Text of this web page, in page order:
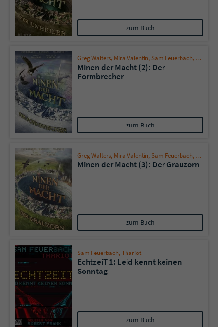
zum Buch
Greg Walters, Mira Valentin, Sam Feuerbach,
Minen der Macht (2): Der
Formbrecher
zum Buch
Greg Walters, Mira Valentin, Sam Feuerbach,
Minen der Macht (3): Der Grauzorn
zum Buch
Sam Feuerbach,Thariot
EchtzeiT 1: Leid kennt keinen
Sonntag
zum Buch
Name tx_pwcomments_ahash
Laufzeit 1 Jahr
Zweck Cookie für Kommentare einzelner Buchtitel
Name fe_typo_user
Laufzeit Session
Zweck
Dieses Cookie gewährleistet die
Kommunikation der Webseite mit dem
Benutzer. Es wird benötigt um z. B. den
Sicherheitscode des Kontaktformulars zu
überprüfen.